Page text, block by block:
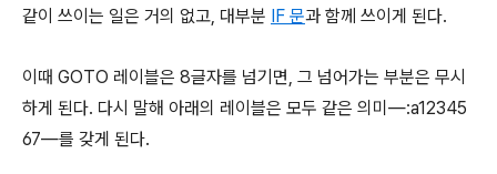
같이 쓰이는 일은 거의 없고, 대부분 IF 문과 함께 쓰이게 된다.
이때 GOTO 레이블은 8글자를 넘기면, 그 넘어가는 부분은 무시
하게 된다. 다시 말해 아래의 레이블은 모두 같은 의미―:a12345
67―를 갖게 된다.